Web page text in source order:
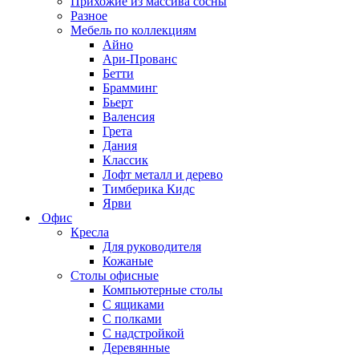
Разное
Мебель по коллекциям
Айно
Ари-Прованс
Бетти
Брамминг
Бьерт
Валенсия
Грета
Дания
Классик
Лофт металл и дерево
Тимберика Кидс
Ярви
Офис
Кресла
Для руководителя
Кожаные
Столы офисные
Компьютерные столы
С ящиками
С полками
С надстройкой
Деревянные